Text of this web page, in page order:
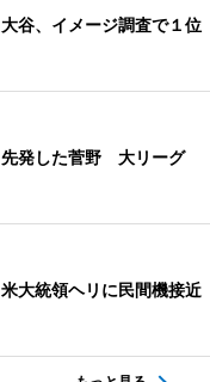
大谷、イメージ調査で１位
先発した菅野 大リーグ
米大統領ヘリに民間機接近